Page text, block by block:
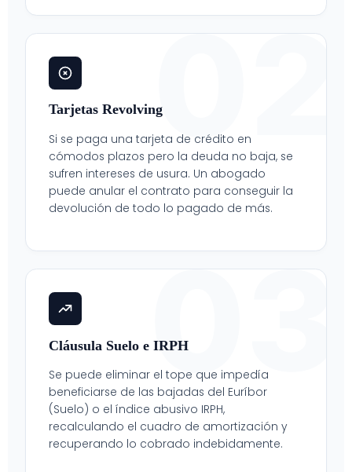
02
Tarjetas Revolving
Si se paga una tarjeta de crédito en
cómodos plazos pero la deuda no baja, se
sufren intereses de usura. Un abogado
puede anular el contrato para conseguir la
devolución de todo lo pagado de más.
03
Cláusula Suelo e IRPH
Se puede eliminar el tope que impedía
beneficiarse de las bajadas del Euríbor
(Suelo) o el índice abusivo IRPH,
recalculando el cuadro de amortización y
recuperando lo cobrado indebidamente.